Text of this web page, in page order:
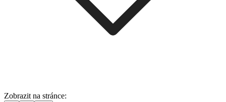
Zobrazit na stránce: